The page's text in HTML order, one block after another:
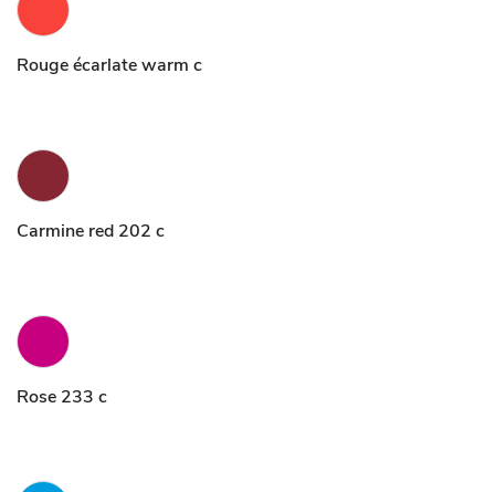
Rouge écarlate warm c
Carmine red 202 c
Rose 233 c